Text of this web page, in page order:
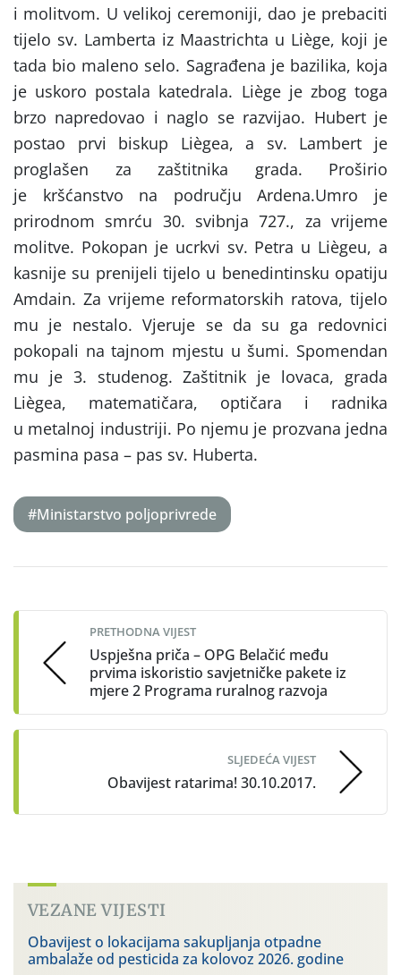
i molitvom. U velikoj ceremoniji, dao je prebaciti
tijelo sv. Lamberta iz Maastrichta u Liège, koji je
tada bio maleno selo. Sagrađena je bazilika, koja
je uskoro postala katedrala. Liège je zbog toga
brzo napredovao i naglo se razvijao. Hubert je
postao prvi biskup Liègea, a sv. Lambert je
proglašen za zaštitnika grada. Proširio
je kršćanstvo na području Ardena.Umro je
prirodnom smrću 30. svibnja 727., za vrijeme
molitve. Pokopan je ucrkvi sv. Petra u Liègeu, a
kasnije su prenijeli tijelo u benedintinsku opatiju
Amdain. Za vrijeme reformatorskih ratova, tijelo
mu je nestalo. Vjeruje se da su ga redovnici
pokopali na tajnom mjestu u šumi. Spomendan
mu je 3. studenog. Zaštitnik je lovaca, grada
Liègea, matematičara, optičara i radnika
u metalnoj industriji. Po njemu je prozvana jedna
pasmina pasa – pas sv. Huberta.
#Ministarstvo poljoprivrede
navigation
PRETHODNA VIJEST
Uspješna priča – OPG Belačić među
prvima iskoristio savjetničke pakete iz
mjere 2 Programa ruralnog razvoja
SLJEDEĆA VIJEST
Obavijest ratarima! 30.10.2017.
VEZANE VIJESTI
Obavijest o lokacijama sakupljanja otpadne
ambalaže od pesticida za kolovoz 2026. godine